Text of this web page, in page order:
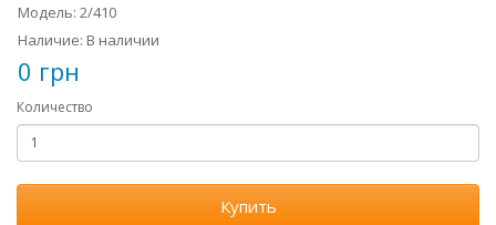
Модель: 2/410
Наличие: В наличии
0 грн
Количество
Купить